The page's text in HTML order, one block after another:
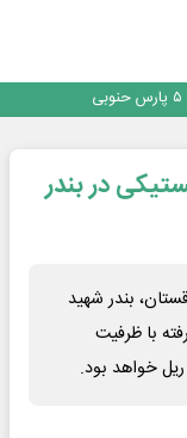
منطقه یک
شهرداری منطقه یک
تجارت و همگرایی
در بندر
بندر شهید
با ظرفیت
ریل خواهد بود.